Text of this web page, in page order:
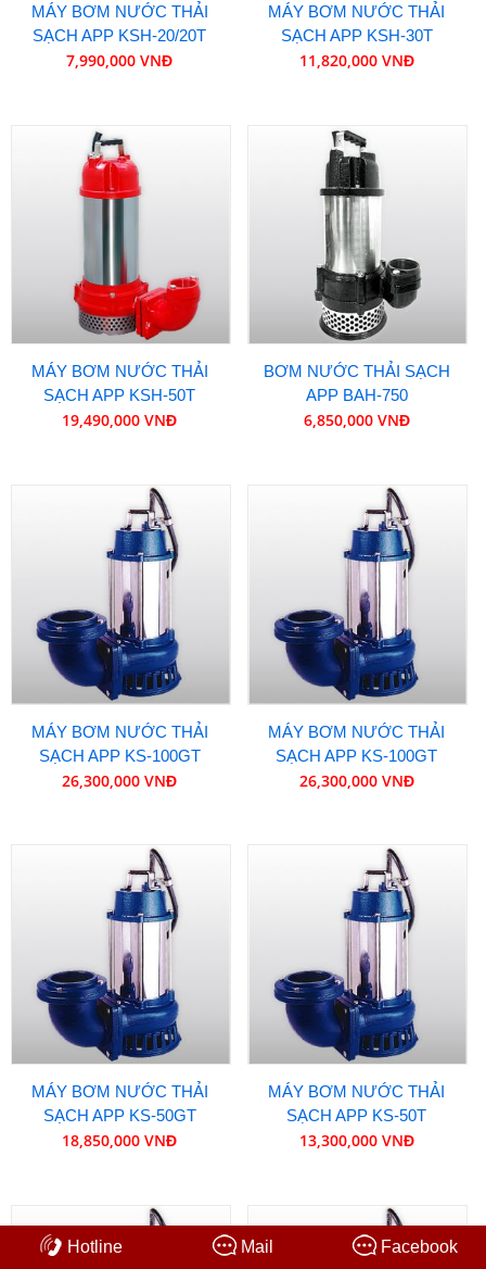
Hotline Mail Facebook
MÁY BƠM NƯỚC THẢI
SẠCH APP KSH-20/20T
7,990,000 VNĐ
MÁY BƠM NƯỚC THẢI
SẠCH APP KSH-30T
11,820,000 VNĐ
MÁY BƠM NƯỚC THẢI
SẠCH APP KSH-50T
19,490,000 VNĐ
BƠM NƯỚC THẢI SẠCH
APP BAH-750
6,850,000 VNĐ
MÁY BƠM NƯỚC THẢI
SẠCH APP KS-100GT
26,300,000 VNĐ
MÁY BƠM NƯỚC THẢI
SẠCH APP KS-100GT
26,300,000 VNĐ
MÁY BƠM NƯỚC THẢI
SẠCH APP KS-50GT
18,850,000 VNĐ
MÁY BƠM NƯỚC THẢI
SẠCH APP KS-50T
13,300,000 VNĐ